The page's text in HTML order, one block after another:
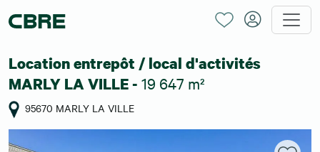
Location entrepôt / local d'activités
MARLY LA VILLE - 19 647 m²
95670 MARLY LA VILLE